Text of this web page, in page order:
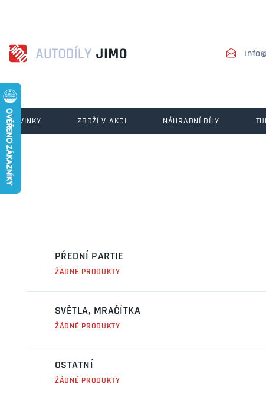
NOVINKY ZBOŽÍ V AKCI NÁHRADNÍ DÍLY
PŘEDNÍ PARTIE
ŽÁDNÉ PRODUKTY
SVĚTLA, MRAČÍTKA
ŽÁDNÉ PRODUKTY
OSTATNÍ
ŽÁDNÉ PRODUKTY